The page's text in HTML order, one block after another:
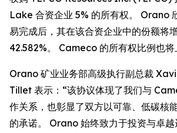
Lake 合资企业 5% 的所有权。 Orano
易完成后，其在该合资企业中的份额将
42.582%。 Cameco 的所有权比例也将
Orano 矿业业务部高级执行副总裁
Tillet 表示：“该协议体现了我们与
作关系，也彰显了双方以可靠、低碳核
的承诺。 Orano 始终致力于投资与卓